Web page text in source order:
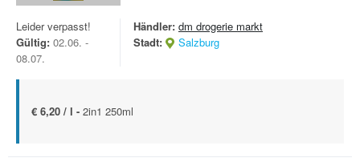
Leider verpasst!
Gültig: 02.06. -
08.07.
Händler: dm drogerie markt
Stadt:
Salzburg
€ 6,20 / l - 2in1 250ml